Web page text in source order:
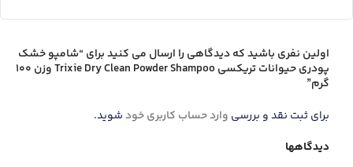
دیدگاهها
اولین نفری باشید که دیدگاهی را ارسال می کنید برای “شامپو خشک
پودری حیوانات تریکسی Trixie Dry Clean Powder Shampoo وزن 100
گرم”
برای ثبت نقد و بررسی وارد حساب کاربری خودشوید.